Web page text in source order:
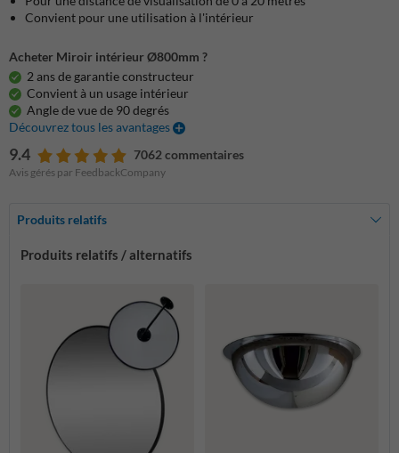
Convient pour une utilisation à l'intérieur
Acheter Miroir intérieur Ø800mm ?
2 ans de garantie constructeur
Convient à un usage intérieur
Angle de vue de 90 degrés
Découvrez tous les avantages
9.4 7062 commentaires
Avis gérés par FeedbackCompany
Produits relatifs
Produits relatifs / alternatifs